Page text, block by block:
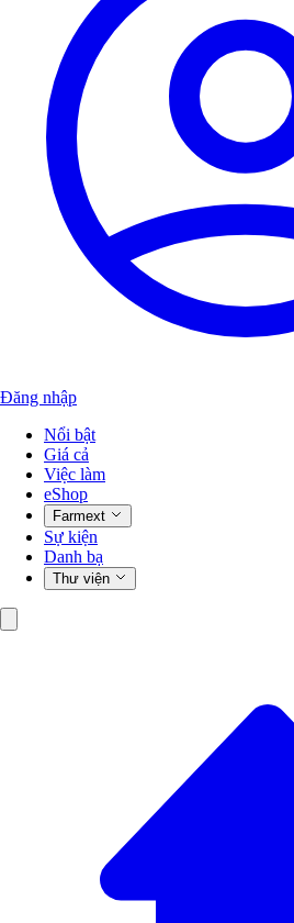
Đăng nhập
Nổi bật
Giá cả
Việc làm
eShop
Farmext
Sự kiện
Danh bạ
Thư viện